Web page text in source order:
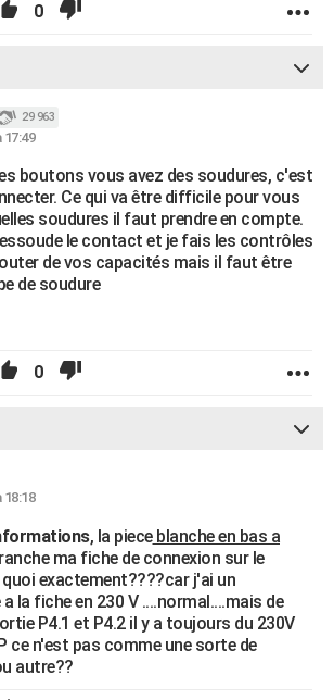
0
29 963
17:49
boutons vous avez des soudures, c'est
Ce qui va être difficile pour vous
soudures il faut prendre en compte.
le contact et je fais les contrôles
de vos capacités mais il faut être
de soudure
0
18:18
, la pieceblanche en bas a
ma fiche de connexion sur le
exactement????car j'ai un
la fiche en 230 V ....normal....mais de
P4.1 et P4.2 il y a toujours du 230V
ce n'est pas comme une sorte de
autre??